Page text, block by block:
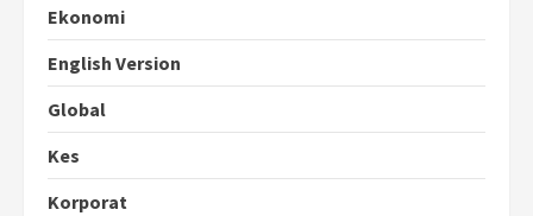
Ekonomi
English Version
Global
Kes
Korporat